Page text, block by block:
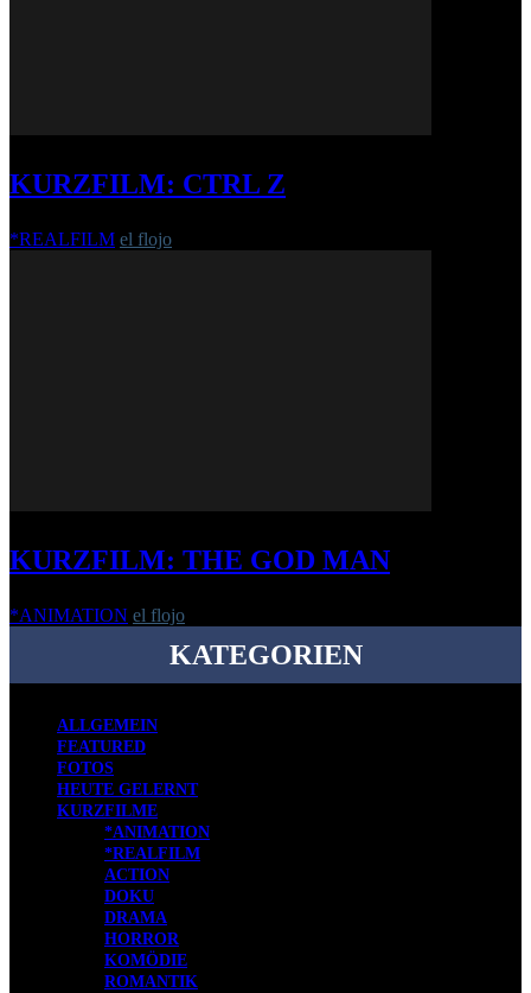
KURZFILM: CTRL Z
*REALFILM el flojo
KURZFILM: THE GOD MAN
*ANIMATION el flojo
KATEGORIEN
ALLGEMEIN
FEATURED
FOTOS
HEUTE GELERNT
KURZFILME
*ANIMATION
*REALFILM
ACTION
DOKU
DRAMA
HORROR
KOMÖDIE
ROMANTIK